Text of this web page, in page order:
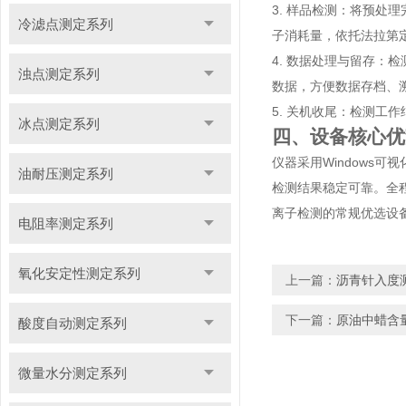
冷滤点测定系列
浊点测定系列
冰点测定系列
油耐压测定系列
电阻率测定系列
氧化安定性测定系列
酸度自动测定系列
微量水分测定系列
3. 样品检测：将预处理
子消耗量，依托法拉第
4. 数据处理与留存：检
数据，方便数据存档、
5. 关机收尾：检测工
四、设备核心
仪器采用Windows可视
检测结果稳定可靠。全
离子检测的常规优选设
上一篇： 沥青针入度
下一篇： 原油中蜡含